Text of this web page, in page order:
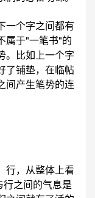
一个字之间都有
属于"一笔书"的
。比如上一个字
了铺垫，在临帖
间产生笔势的连
行，从整体上看
之间的气息是